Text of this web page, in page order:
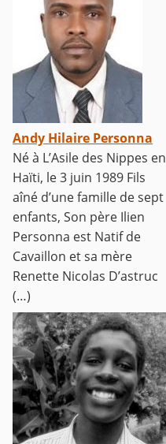
Andy Hilaire Personna
Né à L’Asile des Nippes en
Haïti, le 3 juin 1989 Fils
aîné d’une famille de sept
enfants, Son père Ilien
Personna est Natif de
Cavaillon et sa mère
Renette Nicolas D’astruc
(…)